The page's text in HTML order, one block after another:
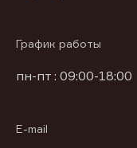
График работы
пн-пт : 09:00-18:00
E-mail